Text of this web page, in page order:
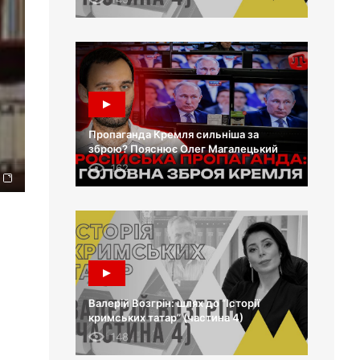
Пропаганда Кремля сильніша за
зброю? Пояснює Олег Магалецький
162
Валерій Возгрін: шлях до “Історії
кримських татар” (частина 4)
148